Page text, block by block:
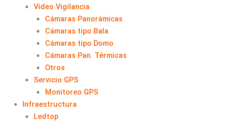
Video Vigilancia
Cámaras Panorámicas
Cámaras tipo Bala
Cámaras tipo Domo
Cámaras Pan. Térmicas
Otros
Servicio GPS
Monitoreo GPS
Infraestructura
Ledtop